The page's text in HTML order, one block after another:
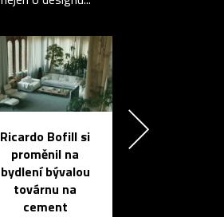
Ricardo Bofill si
proměnil na
bydlení bývalou
továrnu na
cement